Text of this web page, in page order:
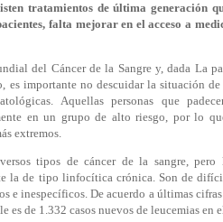
tratamientos de última generación
falta mejorar en el acceso a
del Cáncer de la Sangre y, dada La
es importante no descuidar la situación
Aquellas personas que
en un grupo de alto riesgo, por lo
extremos.
tipos de cáncer de la sangre, pero
la de tipo linfocítica crónica. Son de
e inespecíficos. De acuerdo a últimas
es de 1.332 casos nuevos de leucemias en